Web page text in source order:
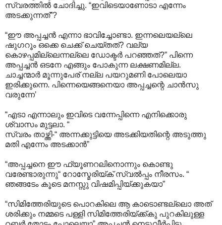
സ്വരത്തിൽ ചോദിച്ചു. “ഇവിടെയാണോടാ എന്നേം
അടക്കുന്നത്”?
“ഈ അപ്പച്ചൻ എന്നാ ഭാവിച്ചോണ്ടാ. ഇന്നലെയല്ലെ
ഷുഗറൂം ഒക്കെ ചെക്ക് ചെയ്തത്? വല്യ
കൊഴപ്പമില്ലെന്നല്ലെ ഡോക്ടർ പറഞ്ഞത്?” പിന്നെ
അപ്പച്ചൻ ഒടനേ എങ്ങും പോകുന്ന ലക്ഷണമില്ല.
ചാച്ചന്മാർ മൂന്നുപേര് നല്ല പയറുമണി പോലെയാ
ഇരിക്കുന്നെ. പിന്നെയെങ്ങനെയാ അപ്പച്ചന്റെ ചാൻസു
വരുന്നേ’
“എടാ എന്നാലും ഇവിടെ വന്നേപ്പിന്നെ എനിക്കൊരു
ശ്വാസം മുട്ടലാ. “
സ്വരം താഴ്ത്തി-“ അന്നക്കുട്ടിയെ അടക്കിയതിന്റെ അടുത്തു
മതി എന്നേം അടക്കാൻ”
“അപ്പച്ചനെ ഈ ഫ്യൂണറലിനൊന്നും കൊണ്ടു
വരേണ്ടാരുന്നു“ റോസ്മേരിയ്ക് സ്വൽപ്പം നീരസം. “
ഞങ്ങടേം കൂടെ മനസ്സു വിഷമിപ്പിയ്ക്കുകയാ”
“സിമിത്തേരിയുടെ പൊറകിലെ ആ കാടൊണ്ടല്ലൊ അത്
ശരിക്കും നമ്മടെ പള്ളി സിമിത്തേരിയ്ക്ക്കു പുറകിലുള്ള